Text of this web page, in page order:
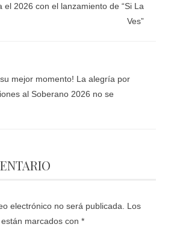
el 2026 con el lanzamiento de “Si La
Ves”
mejor momento! La alegría por
al Soberano 2026 no se
electrónico no será publicada.
Los
marcados con *